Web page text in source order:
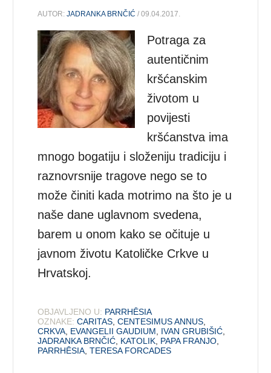
AUTOR:JADRANKA BRNČIĆ / 09.04.2017.
Potraga za
autentičnim
kršćanskim
životom u
povijesti
kršćanstva ima
mnogo bogatiju i složeniju tradiciju i
raznovrsnije tragove nego se to
može činiti kada motrimo na što je u
naše dane uglavnom svedena,
barem u onom kako se očituje u
javnom životu Katoličke Crkve u
Hrvatskoj.
OBJAVLJENO U: PARRHĒSIA
OZNAKE: CARITAS ,CENTESIMUS ANNUS
CRKVA EVANGELII GAUDIUM IVAN GRUBIŠIĆ
JADRANKA BRNČIĆ KATOLIK PAPA FRANJO
PARRHĒSIA ,TERESA FORCADES